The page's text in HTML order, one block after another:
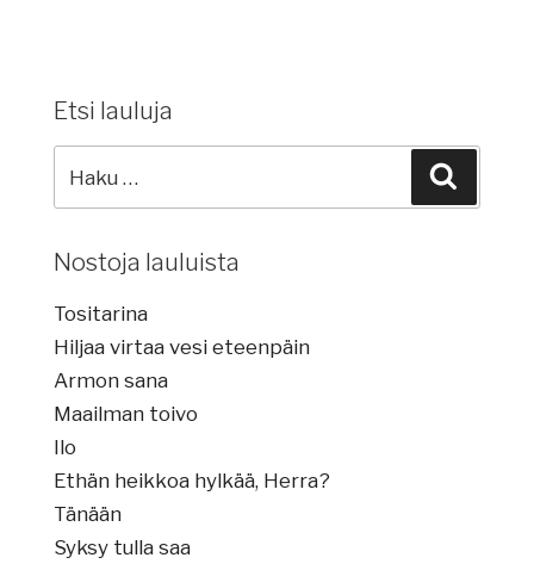
Etsi lauluja
Nostoja lauluista
Tositarina
Hiljaa virtaa vesi eteenpäin
Armon sana
Maailman toivo
Ilo
Ethän heikkoa hylkää, Herra?
Tänään
Syksy tulla saa